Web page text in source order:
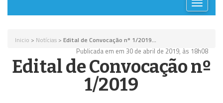
Toggle
Inicio > Notícias > Edital de Convocação nº 1/2019...
Publicada em em 30 de abril de 2019, às 18h08
Edital de Convocação nº
1/2019